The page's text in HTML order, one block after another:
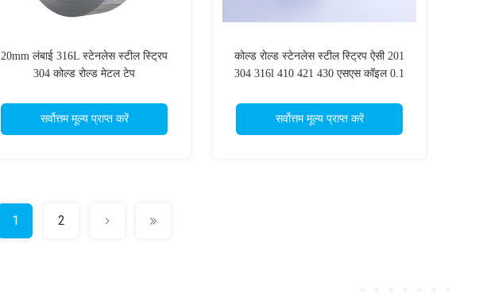
20mm लंबाई 316L स्टेनलेस स्टील स्ट्रिप
304 कोल्ड रोल्ड मेटल टेप
सर्वोत्तम मूल्य प्राप्त करें
कोल्ड रोल्ड स्टेनलेस स्टील स्ट्रिप ऐसी 201
304 316l 410 421 430 एसएस कॉइल 0.1
सर्वोत्तम मूल्य प्राप्त करें
1 2